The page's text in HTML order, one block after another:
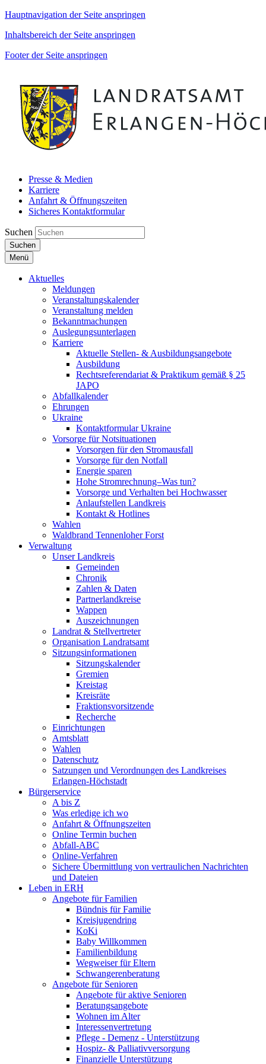
Hauptnavigation der Seite anspringen
Inhaltsbereich der Seite anspringen
Footer der Seite anspringen
Presse & Medien
Karriere
Anfahrt & Öffnungszeiten
Sicheres Kontaktformular
Suchen
Suchen
Menü
Aktuelles
Meldungen
Veranstaltungskalender
Veranstaltung melden
Bekanntmachungen
Auslegungsunterlagen
Karriere
Aktuelle Stellen- & Ausbildungsangebote
Ausbildung
Rechtsreferendariat & Praktikum gemäß § 25
JAPO
Abfallkalender
Ehrungen
Ukraine
Kontaktformular Ukraine
Vorsorge für Notsituationen
Vorsorgen für den Stromausfall
Vorsorge für den Notfall
Energie sparen
Hohe Stromrechnung–Was tun?
Vorsorge und Verhalten bei Hochwasser
Anlaufstellen Landkreis
Kontakt & Hotlines
Wahlen
Waldbrand Tennenloher Forst
Verwaltung
Unser Landkreis
Gemeinden
Chronik
Zahlen & Daten
Partnerlandkreise
Wappen
Auszeichnungen
Landrat & Stellvertreter
Organisation Landratsamt
Sitzungsinformationen
Sitzungskalender
Gremien
Kreistag
Kreisräte
Fraktionsvorsitzende
Recherche
Einrichtungen
Amtsblatt
Wahlen
Datenschutz
Satzungen und Verordnungen des Landkreises
Erlangen-Höchstadt
Bürgerservice
A bis Z
Was erledige ich wo
Anfahrt & Öffnungszeiten
Online Termin buchen
Abfall-ABC
Online-Verfahren
Sichere Übermittlung von vertraulichen Nachrichten
und Dateien
Leben in ERH
Angebote für Familien
Bündnis für Familie
Kreisjugendring
KoKi
Baby Willkommen
Familienbildung
Wegweiser für Eltern
Schwangerenberatung
Angebote für Senioren
Angebote für aktive Senioren
Beratungsangebote
Wohnen im Alter
Interessenvertretung
Pflege - Demenz - Unterstützung
Hospiz- & Palliativversorgung
Finanzielle Unterstützung